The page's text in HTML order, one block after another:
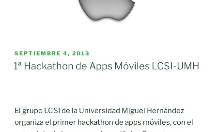
PUBLICADO
EL
SEPTIEMBRE 4, 2013
1ª Hackathon de Apps Móviles LCSI-UMH
El grupo LCSI de la Universidad Miguel Hernández
organiza el primer hackathon de apps móviles, con el